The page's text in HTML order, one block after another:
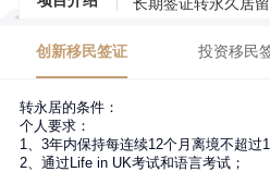
创新移民签证 投资移民
转永居的条件：
个人要求：
1、3年内保持每连续12个月离境不超过
2、通过Life in UK考试和语言考试；